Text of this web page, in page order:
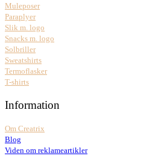
Muleposer
Paraplyer
Slik m. logo
Snacks m. logo
Solbriller
Sweatshirts
Termoflasker
T-shirts
Information
Om Creatrix
Blog
Viden om reklameartikler